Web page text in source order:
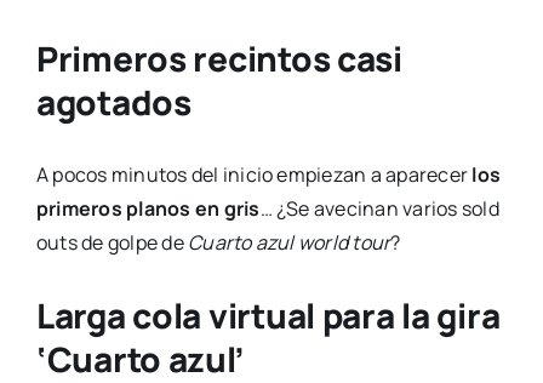
Primeros recintos casi
agotados
A pocos minutos del inicio empiezan a aparecerlos
primeros planos en gris… ¿Se avecinan varios sold
outs de golpe deCuarto azul world tour?
Larga cola virtual para la gira
‘Cuarto azul’